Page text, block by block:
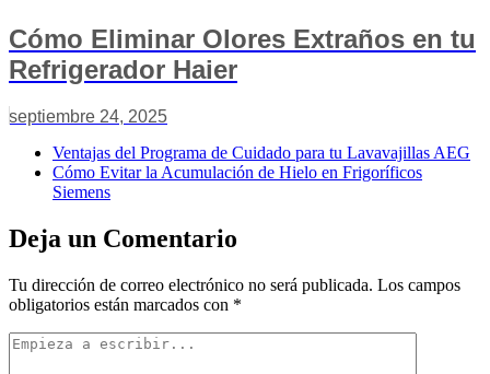
Cómo Eliminar Olores Extraños en tu
Refrigerador Haier
septiembre 24, 2025
Ventajas del Programa de Cuidado para tu Lavavajillas AEG
Cómo Evitar la Acumulación de Hielo en Frigoríficos
Siemens
Deja un Comentario
Tu dirección de correo electrónico no será publicada. Los campos
obligatorios están marcados con *